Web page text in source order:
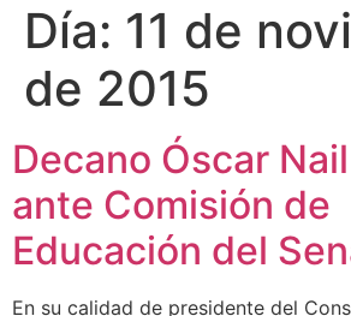
Día: 11 de
de 2015
Decano Óscar
ante Comisión de
Educación del
En su calidad de presidente del